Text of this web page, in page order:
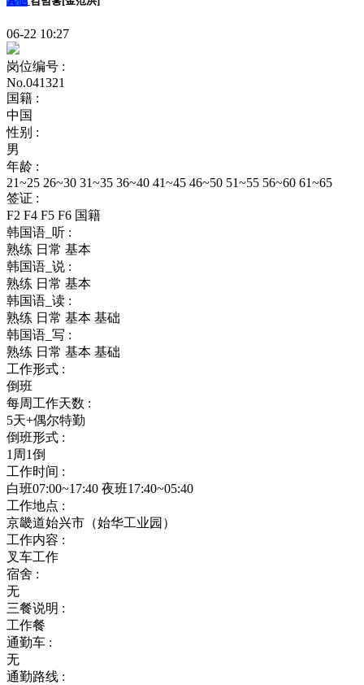
06-22 10:27
岗位编号 :
No.041321
国籍 :
中国
性别 :
男
年龄 :
21~25 26~30 31~35 36~40 41~45 46~50 51~55 56~60 61~65
签证 :
F2 F4 F5 F6 国籍
韩国语_听 :
熟练 日常 基本
韩国语_说 :
熟练 日常 基本
韩国语_读 :
熟练 日常 基本 基础
韩国语_写 :
熟练 日常 基本 基础
工作形式 :
倒班
每周工作天数 :
5天+偶尔特勤
倒班形式 :
1周1倒
工作时间 :
白班07:00~17:40 夜班17:40~05:40
工作地点 :
京畿道始兴市（始华工业园）
工作内容 :
叉车工作
宿舍 :
无
三餐说明 :
工作餐
通勤车 :
无
通勤路线 :